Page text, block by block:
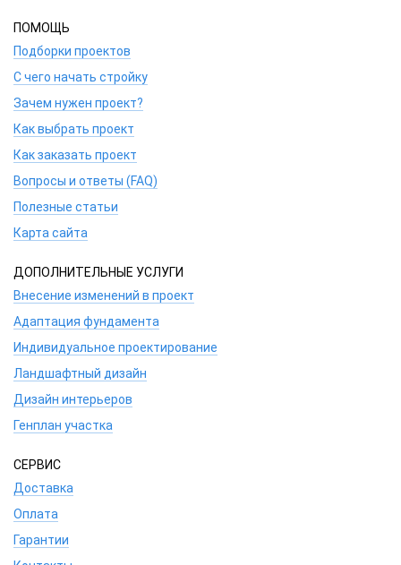
ПОМОЩЬ
Подборки проектов
С чего начать стройку
Зачем нужен проект?
Как выбрать проект
Как заказать проект
Вопросы и ответы (FAQ)
Полезные статьи
Карта сайта
ДОПОЛНИТЕЛЬНЫЕ УСЛУГИ
Внесение изменений в проект
Адаптация фундамента
Индивидуальное проектирование
Ландшафтный дизайн
Дизайн интерьеров
Генплан участка
СЕРВИС
Доставка
Оплата
Гарантии